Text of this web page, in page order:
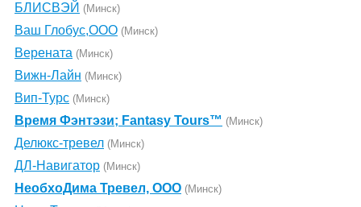
БЛИСВЭЙ (Минск)
Ваш Глобус,ООО (Минск)
Верената (Минск)
Вижн-Лайн (Минск)
Вип-Турс (Минск)
Время Фэнтэзи; Fantasy Tours™ (Минск)
Делюкс-тревел (Минск)
ДЛ-Навигатор (Минск)
НеобхоДима Тревел, ООО (Минск)